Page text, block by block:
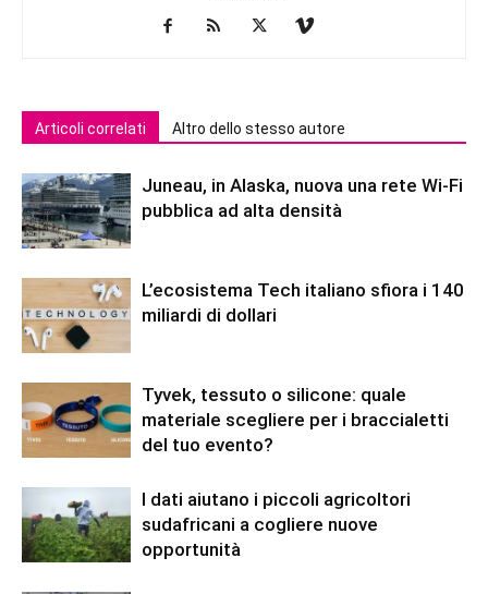
Articoli correlati Altro dello stesso autore
Juneau, in Alaska, nuova una rete Wi-Fi
pubblica ad alta densità
L’ecosistema Tech italiano sfiora i 140
miliardi di dollari
Tyvek, tessuto o silicone: quale
materiale scegliere per i braccialetti
del tuo evento?
I dati aiutano i piccoli agricoltori
sudafricani a cogliere nuove
opportunità